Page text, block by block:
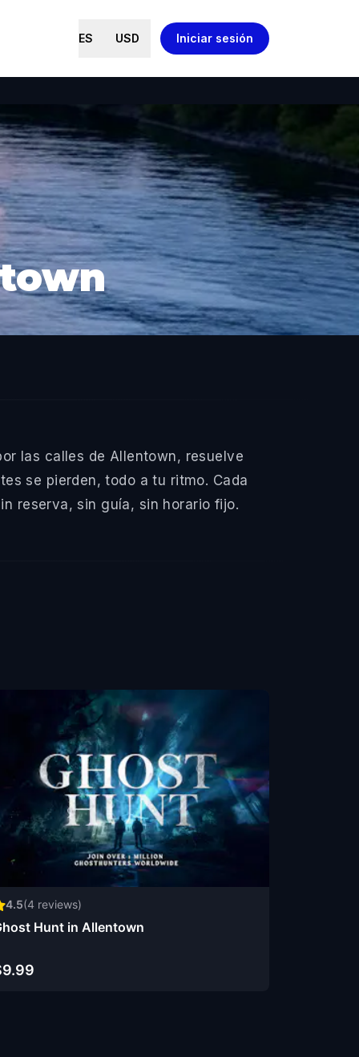
ES USD Iniciar sesión
las calles de Allentown, resuelve
se pierden, todo a tu ritmo. Cada
reserva, sin guía, sin horario fijo.
4.5(4 reviews)
Hunt in Allentown